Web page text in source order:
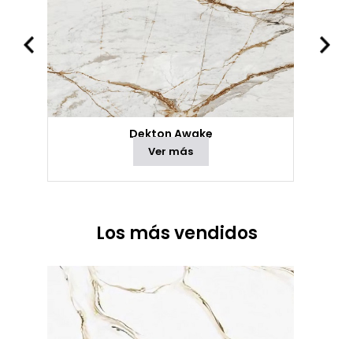
Dekton Awake
Ver más
Los más vendidos